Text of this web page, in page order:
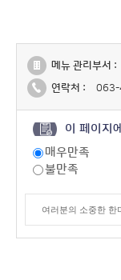
메뉴 관리부서 :
연락처 :
이 페이지
매우만족
불만족